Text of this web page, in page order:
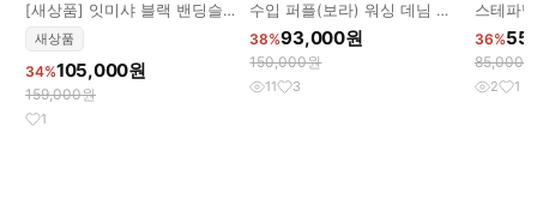
[새상품] 잇미샤 블랙 밴딩슬
랙스이지팬츠 검정바지 하객룩
오피스룩출근룩
새상품
34%105,000원
159,000원
1
수입 퍼플(보라) 워싱 데님 멜
빵반바지XL 오버롤 점프수트
유니크빈티지룩
38%93,000원
150,000원
11 3
스테파
반팔롱
36%
85,000원
2 1